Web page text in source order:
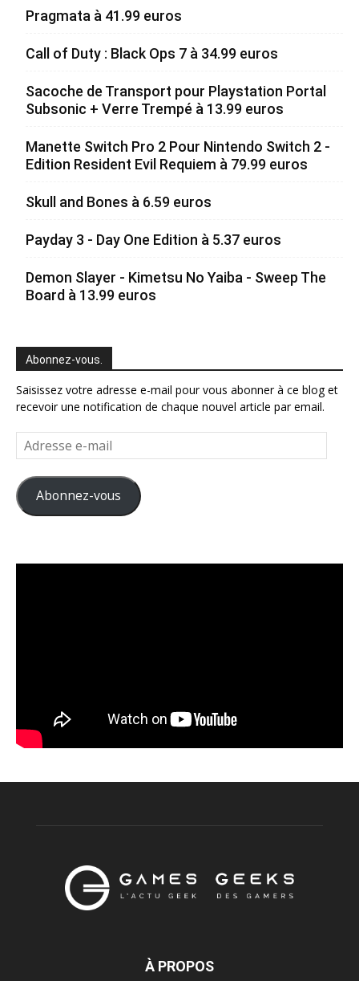
Pragmata à 41.99 euros
Call of Duty : Black Ops 7 à 34.99 euros
Sacoche de Transport pour Playstation Portal
Subsonic + Verre Trempé à 13.99 euros
Manette Switch Pro 2 Pour Nintendo Switch 2 -
Edition Resident Evil Requiem à 79.99 euros
Skull and Bones à 6.59 euros
Payday 3 - Day One Edition à 5.37 euros
Demon Slayer - Kimetsu No Yaiba - Sweep The
Board à 13.99 euros
Abonnez-vous.
Saisissez votre adresse e-mail pour vous abonner à ce blog et
recevoir une notification de chaque nouvel article par email.
Adresse
e-
mail
Abonnez-vous
À PROPOS